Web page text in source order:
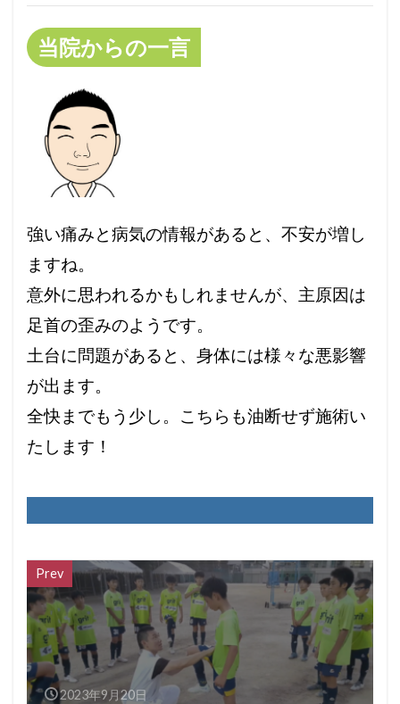
当院からの一言
強い痛みと病気の情報があると、不安が増し
ますね。
意外に思われるかもしれませんが、主原因は
足首の歪みのようです。
土台に問題があると、身体には様々な悪影響
が出ます。
全快までもう少し。こちらも油断せず施術い
たします！
Prev
2023年9月20日